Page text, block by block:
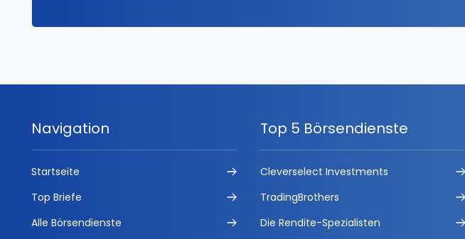
Navigation
Startseite
Top Briefe
Alle Börsendienste
Top 5 Börsendienste
Cleverselect Investments
TradingBrothers
Die Rendite-Spezialisten